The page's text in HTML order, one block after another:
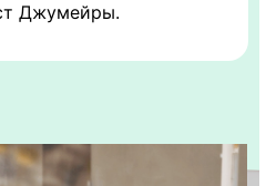
Джумейры.